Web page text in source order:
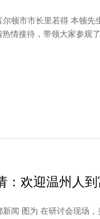
顿市市长里若得 本顿先
情接待，带领大家参观
欢迎温州人到
富尔顿市